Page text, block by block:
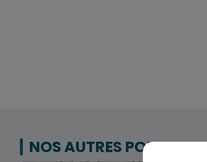
NOS AUTRES PODCASTS